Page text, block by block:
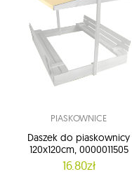
PIASKOWNICE
Daszek do piaskownicy
120x120cm, 0000011505
16.80zł